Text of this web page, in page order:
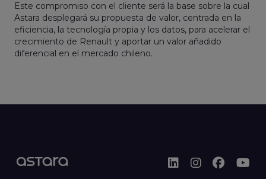
Este compromiso con el cliente será la base sobre la cual
Astara desplegará su propuesta de valor, centrada en la
eficiencia, la tecnología propia y los datos, para acelerar el
crecimiento de Renault y aportar un valor añadido
diferencial en el mercado chileno.